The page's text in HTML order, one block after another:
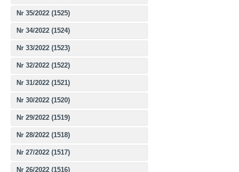
Nr 35/2022 (1525)
Nr 34/2022 (1524)
Nr 33/2022 (1523)
Nr 32/2022 (1522)
Nr 31/2022 (1521)
Nr 30/2022 (1520)
Nr 29/2022 (1519)
Nr 28/2022 (1518)
Nr 27/2022 (1517)
Nr 26/2022 (1516)